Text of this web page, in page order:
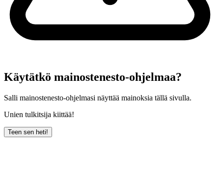
Käytätkö mainostenesto-ohjelmaa?
Salli mainostenesto-ohjelmasi näyttää mainoksia tällä sivulla.
Unien tulkitsija kiittää!
Teen sen heti!